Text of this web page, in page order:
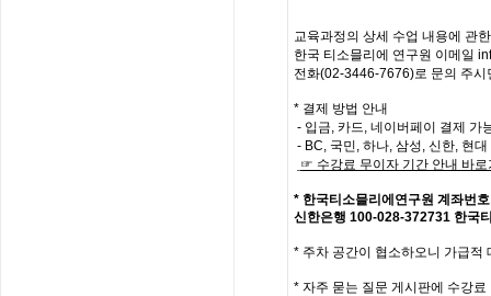
교육과정의 상세 수업 내용에 관한
한국 티소믈리에 연구원 이메일
전화(02-3446-7676)로 문의 주시
* 결제 방법 안내
- 입금, 카드, 네이버페이 결제 가
- BC, 국민, 하나, 삼성, 신한, 현
☞ 수강료 무이자 기간 안내 바로
* 한국티소믈리에연구원 계좌번호
신한은행 100-028-372731 한국
* 주차 공간이 협소하오니 가급적
* 자주 묻는 질문 게시판에 수강료